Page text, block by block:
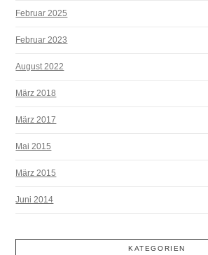
Februar 2025
Februar 2023
August 2022
März 2018
März 2017
Mai 2015
März 2015
Juni 2014
KATEGORIEN